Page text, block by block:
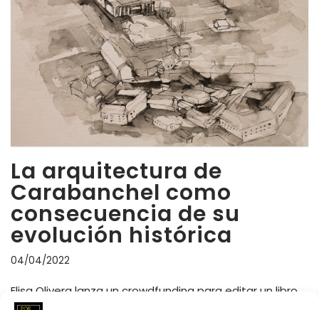
La arquitectura de
Carabanchel como
consecuencia de su
evolución histórica
04/04/2022
Elisa Olivera lanza un crowdfunding para editar un libro